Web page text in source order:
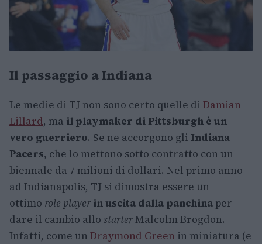
Il passaggio a Indiana
Le medie di TJ non sono certo quelle di Damian
Lillard, ma il playmaker di Pittsburgh è un
vero guerriero. Se ne accorgono gli Indiana
Pacers, che lo mettono sotto contratto con un
biennale da 7 milioni di dollari. Nel primo anno
ad Indianapolis, TJ si dimostra essere un
ottimo role player in uscita dalla panchinaper
dare il cambio allo starterMalcolm Brogdon.
Infatti, come un Draymond Green in miniatura (e